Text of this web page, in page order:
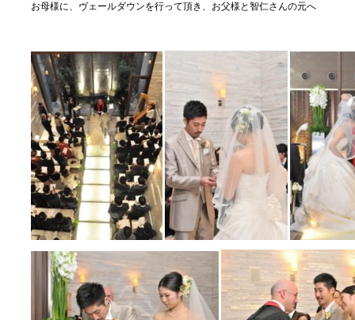
お母様に、ヴェールダウンを行って頂き、お父様と智仁さんの元へ